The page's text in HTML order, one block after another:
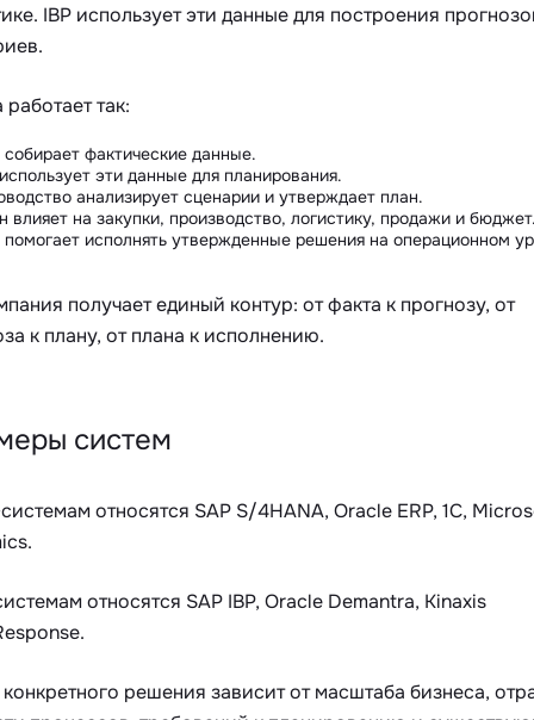
IBP использует эти данные для построения
работает так:
собирает фактические данные.
эти данные для планирования.
анализирует сценарии и утверждает план.
влияет на закупки, производство, логистику, продажи и
помогает исполнять утвержденные решения на операционном
получает единый контур: от факта к прогнозу, от
к плану, от плана к исполнению.
систем
относятся SAP S/4HANA, Oracle ERP, 1C,
относятся SAP IBP, Oracle Demantra, Kinaxis
решения зависит от масштаба бизнеса,